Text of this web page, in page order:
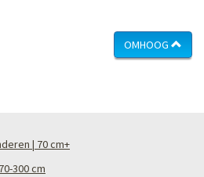
OMHOOG
| 70 cm+
300 cm